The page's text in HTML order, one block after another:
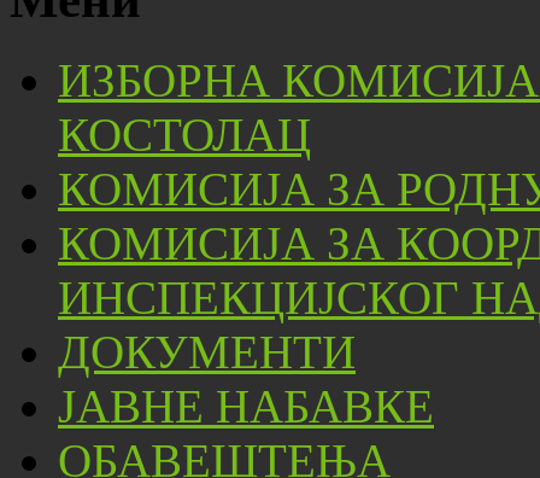
ИЗБОРНА
КОСТОЛАЦ
КОМИСИЈА ЗА
КОМИСИЈА ЗА
ИНСПЕКЦИЈСКОГ
ДОКУМЕНТИ
ЈАВНЕ НАБАВКЕ
ОБАВЕШТЕЊА